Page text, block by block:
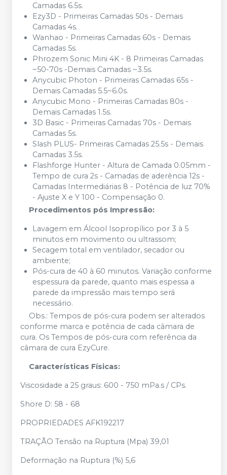
Camadas 6.5s.
Ezy3D - Primeiras Camadas 50s - Demais
Camadas 4s.
Wanhao - Primeiras Camadas 60s - Demais
Camadas 5s.
Phrozem Sonic Mini 4K - 8 Primeiras Camadas
~50-70s -Demais Camadas ~3.5s.
Anycubic Photon - Primeiras Camadas 65s -
Demais Camadas 5.5~6.0s.
Anycubic Mono - Primeiras Camadas 80s -
Demais Camadas 1.5s.
3D Basic - Primeiras Camadas 70s - Demais
Camadas 5s.
Slash PLUS- Primeiras Camadas 25.5s - Demais
Camadas 3.5s.
Flashforge Hunter - Altura de Camada 0.05mm -
Tempo de cura 2s - Camadas de aderência 12s -
Camadas Intermediárias 8 - Potência de luz 70%
- Ajuste X e Y 100 - Compensação 0.
Procedimentos pós Impressão:
Lavagem em Álcool Isopropílico por 3 à 5
minutos em movimento ou ultrassom;
Secagem total em ventilador, secador ou
ambiente;
Pós-cura de 40 à 60 minutos. Variação conforme
espessura da parede, quanto mais espessa a
parede da impressão mais tempo será
necessário.
Obs.: Tempos de pós-cura podem ser alterados
conforme marca e potência de cada câmara de
cura. Os Tempos de pós-cura com referência da
câmara de cura EzyCure.
Características Físicas:
Viscosidade a 25 graus: 600 - 750 mPa.s / CPs.
Shore D: 58 - 68
PROPRIEDADES AFK192217
TRAÇÃO Tensão na Ruptura (Mpa) 39,01
Deformação na Ruptura (%) 5,6